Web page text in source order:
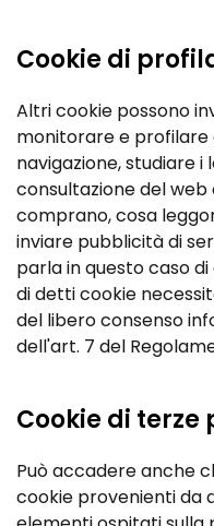
Cookie di
Altri cookie possono
monitorare e
navigazione, studiare
consultazione del
comprano, cosa
inviare pubblicità di
parla in questo caso
di detti cookie
del libero consenso
dell'art. 7 del
Cookie di terze
Può accadere anche
cookie provenienti da